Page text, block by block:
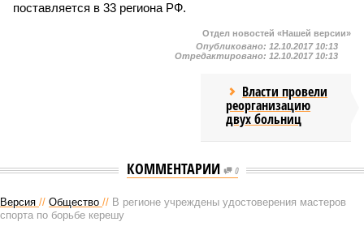
поставляется в 33 региона РФ.
Отдел новостей «Нашей версии»
Опубликовано: 12.10.2017 10:13
Отредактировано: 12.10.2017 10:13
Власти провели
реорганизацию
двух больниц
КОММЕНТАРИИ 0
Версия // Общество // В регионе учреждены удостоверения мастеров
спорта по борьбе керешу